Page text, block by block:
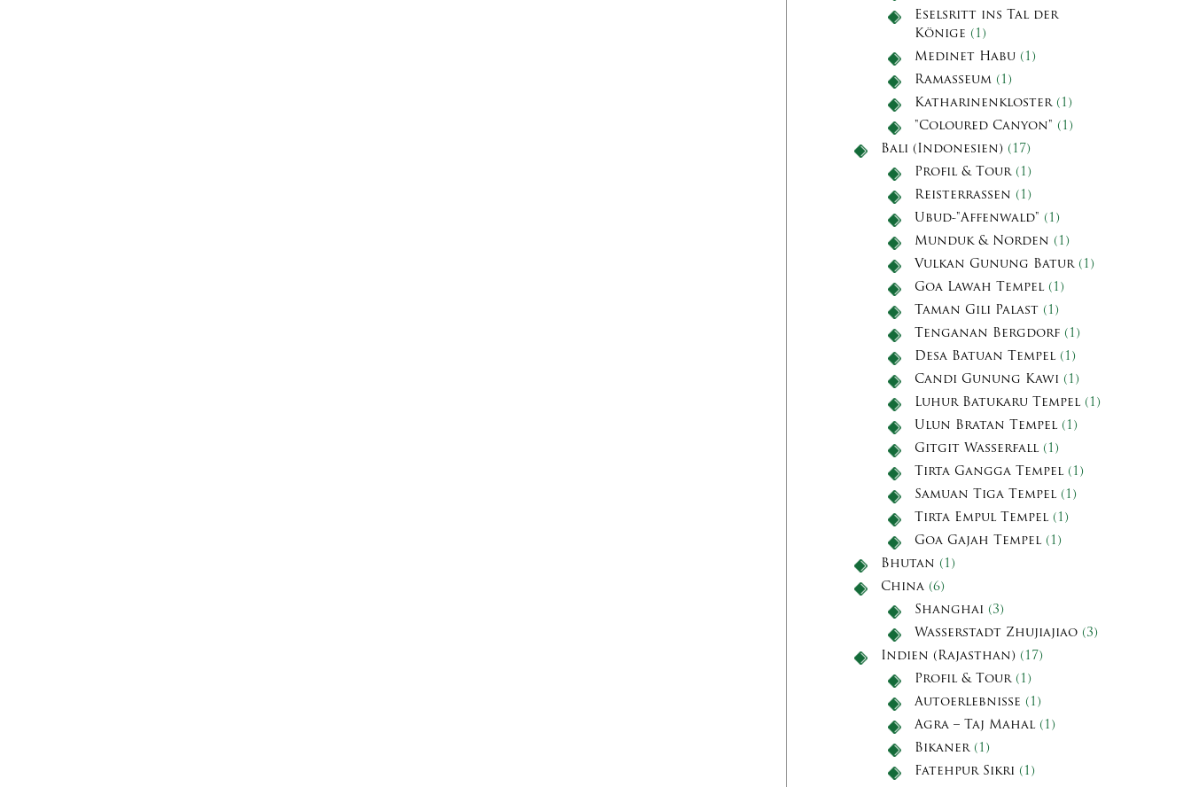
Eselsritt ins Tal der
Könige (1)
Medinet Habu (1)
Ramasseum (1)
Katharinenkloster(1)
"Coloured Canyon" (1)
Bali (Indonesien) (17)
Profil & Tour(1)
Reisterrassen (1)
Ubud-"Affenwald" (1)
Munduk & Norden (1)
Vulkan Gunung Batur(1)
Goa Lawah Tempel (1)
Taman Gili Palast (1)
Tenganan Bergdorf (1)
Desa Batuan Tempel (1)
Candi Gunung Kawi (1)
Luhur Batukaru Tempel (1)
Ulun Bratan Tempel (1)
Gitgit Wasserfall (1)
Tirta Gangga Tempel (1)
Samuan Tiga Tempel (1)
Tirta Empul Tempel (1)
Goa Gajah Tempel (1)
Bhutan (1)
China (6)
Shanghai (3)
Wasserstadt Zhujiajiao (3)
Indien (Rajasthan) (17)
Profil & Tour(1)
Autoerlebnisse (1)
Agra – Taj Mahal (1)
Bikaner(1)
Fatehpur Sikri (1)